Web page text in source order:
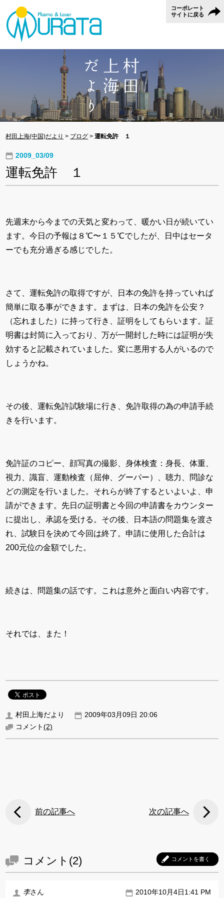
コーポレート
サイトに戻る
村田上海(中国)だより > ブログ >運転免許 １
2009_03/09
運転免許 １
先週末から今までの天気と変わって、暖かい日が続いてい
ます。今日の予報は８℃〜１５℃でしたが、日中はセータ
ーでも充分過ぎる感じでした。
さて、運転免許の取得ですが、日本の免許を持っていれば
簡単に取る事ができます。まずは、日本の免許を公安？
（忘れました）に持って行き、証明をしてもらいます。証
明書は封筒に入っており、万が一開封した時には証明が失
効すると記載されていました。変に悪用する人がいるので
しょうかね。
その後、運転免許試験場に行き、免許取得の為の申請手続
きを行います。
免許証のコピー、顔写真の撮影、身体検査：身長、体重、
視力、識盲、運動検査（屈伸、グーパー）、聴力、問診な
どの測定を行いました。それらが終了するといよいよ、申
請ができます。先日の証明書と今回の申請書をカウンター
に提出し、承認を受ける。その後、日本語の問題集を渡さ
れ、試験日を決めて今回は終了。申請に使用した合計は
200元位の金額でした。
続きは、問題集の話です。これは意外と面白い内容です。
それでは、また！
村田上海だより
2009年03月09日 20:06
コメント(2)
前の記事へ 次の記事へ
コメント(2) コメントを書く
李さん 2010年10月4日1:41 PM